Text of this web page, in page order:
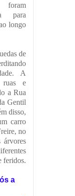
para
longo
de
A
e
a Rua
Gentil
disso,
carro
no
feridos.
a